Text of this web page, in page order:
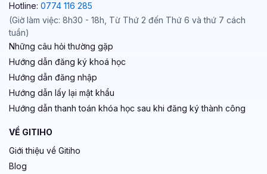
Hotline: 0774 116 285
(Giờ làm việc: 8h30 - 18h, Từ Thứ 2 đến Thứ 6 và thứ 7 cách
tuần)
Những câu hỏi thường gặp
Hướng dẫn đăng ký khoá học
Hướng dẫn đăng nhập
Hướng dẫn lấy lại mật khẩu
Hướng dẫn thanh toán khóa học sau khi đăng ký thành công
VỀ GITIHO
Giới thiệu về Gitiho
Blog